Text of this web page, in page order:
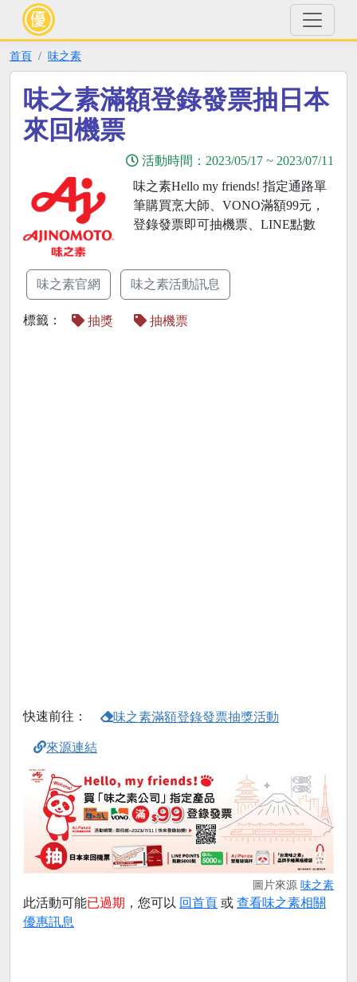
首頁 味之素
味之素滿額登錄發票抽日本
來回機票
活動時間： 2023/05/17 ~ 2023/07/11
味之素Hello my friends! 指定通路單
筆購買烹大師、VONO滿額99元，
登錄發票即可抽機票、LINE點數
味之素官網 味之素活動訊息
標籤： 抽獎 抽機票
快速前往： 味之素滿額登錄發票抽獎活動
來源連結
圖片來源 味之素
此活動可能已過期 ，您可以 回首頁 或 查看味之素相關
優惠訊息